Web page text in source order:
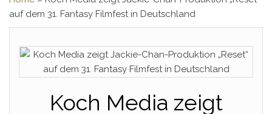
auf dem 31. Fantasy Filmfest in Deutschland
Koch Media zeigt